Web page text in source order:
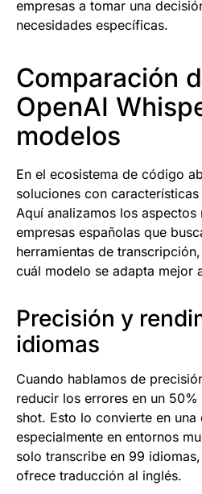
empresas a tomar una
necesidades específicas.
Comparación
OpenAI
modelos
En el ecosistema de código
soluciones con
Aquí analizamos los aspectos
empresas españolas que
herramientas de
cuál modelo se adapta mejor
Precisión y
idiomas
Cuando hablamos de
reducir los errores en un
shot. Esto lo convierte en
especialmente en entornos
solo transcribe en 99
ofrece traducción al inglés.